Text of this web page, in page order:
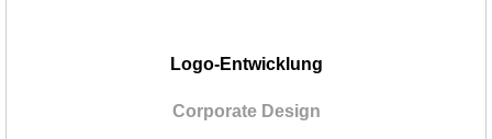
Logo-Entwicklung
Corporate Design